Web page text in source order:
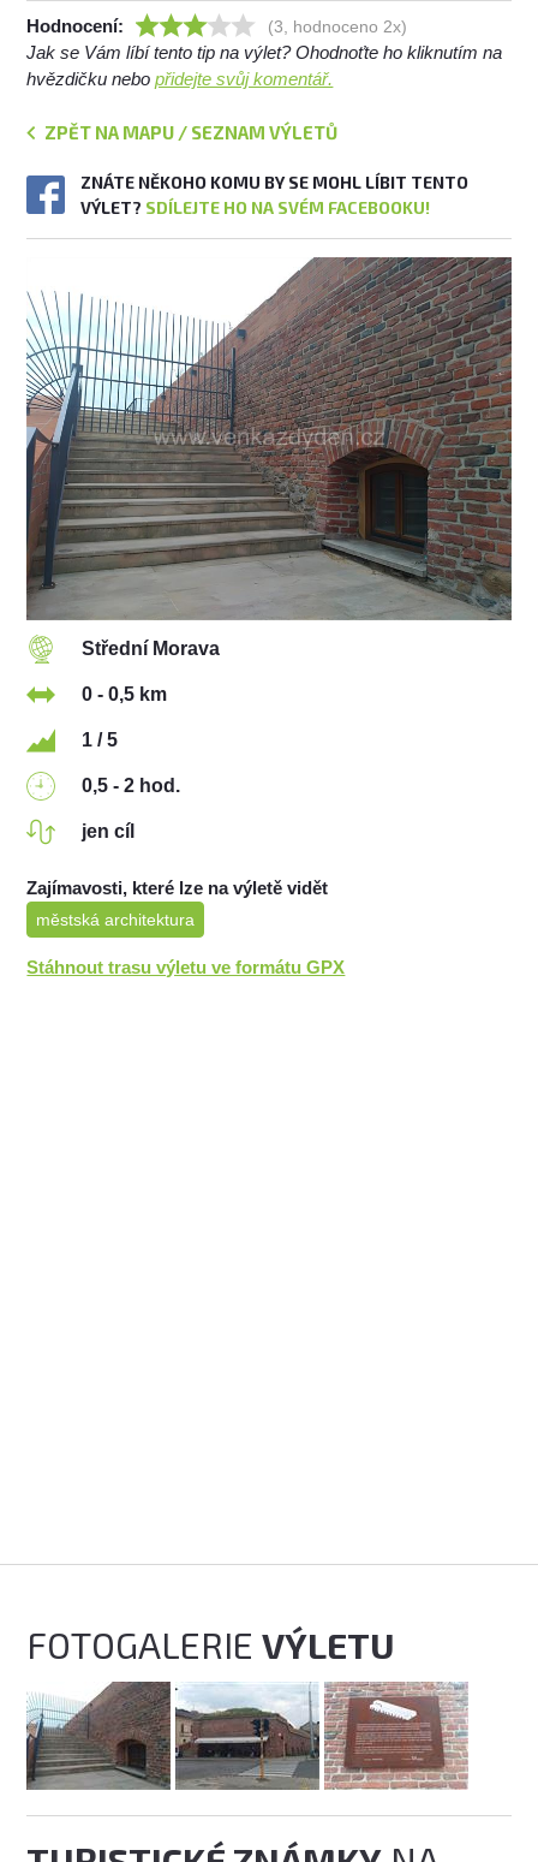
Hodnocení: (3, hodnoceno 2x)
Jak se Vám líbí tento tip na výlet? Ohodnoťte ho kliknutím na
hvězdičku nebopřidejte svůj komentář.
ZPĚT NA MAPU / SEZNAM VÝLETŮ
ZNÁTE NĚKOHO KOMU BY SE MOHL LÍBIT TENTO
VÝLET? SDÍLEJTE HO NA SVÉM FACEBOOKU!
Střední Morava
0 - 0,5 km
1 / 5
0,5 - 2 hod.
jen cíl
Zajímavosti, které lze na výletě vidět
městská architektura
Stáhnout trasu výletu ve formátu GPX
FOTOGALERIEVÝLETU